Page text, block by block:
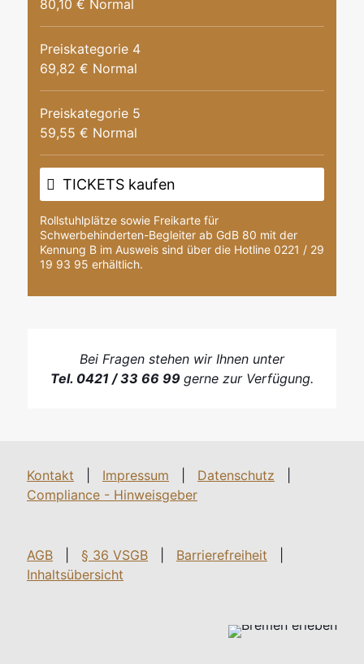
80,10 € Normal
Preiskategorie 4
69,82 € Normal
Preiskategorie 5
59,55 € Normal
TICKETS kaufen
Rollstuhlplätze sowie Freikarte für
Schwerbehinderten-Begleiter ab GdB 80 mit der
Kennung B im Ausweis sind über die Hotline 0221 / 29
19 93 95 erhältlich.
Bei Fragen stehen wir Ihnen unter
Tel. 0421 / 33 66 99 gerne zur Verfügung.
Kontakt Impressum Datenschutz
Compliance - Hinweisgeber
AGB § 36 VSGB Barrierefreiheit
Inhaltsübersicht